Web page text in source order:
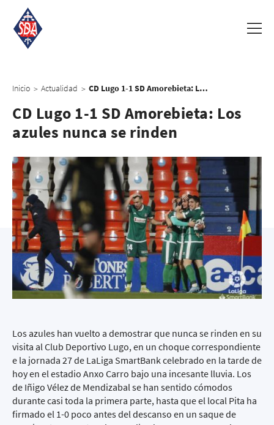
Inicio > Actualidad > CD Lugo 1-1 SD Amorebieta: Los azules nunca se rinden
CD Lugo 1-1 SD Amorebieta: Los
azules nunca se rinden
Los azules han vuelto a demostrar que nunca se rinden en su
visita al Club Deportivo Lugo, en un choque correspondiente
e la jornada 27 de LaLiga SmartBank celebrado en la tarde de
hoy en el estadio Anxo Carro bajo una incesante lluvia. Los
de Iñigo Vélez de Mendizabal se han sentido cómodos
durante casi toda la primera parte, hasta que el local Pita ha
firmado el 1-0 poco antes del descanso en un saque de